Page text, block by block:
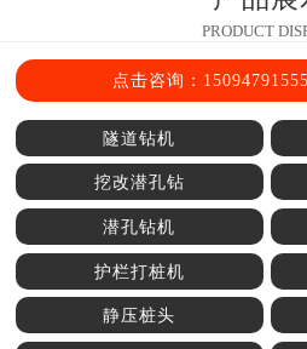
PRODUCT
点击咨询：
隧道钻机
挖改潜孔钻
潜孔钻机
护栏打桩机
静压桩头